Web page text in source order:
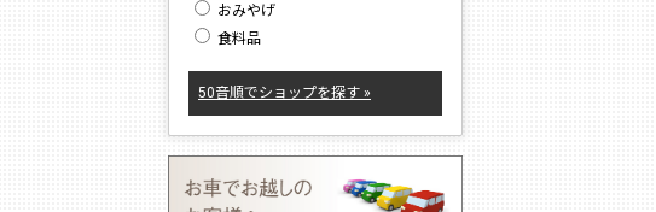
おみやげ
食料品
50音順でショップを探す »